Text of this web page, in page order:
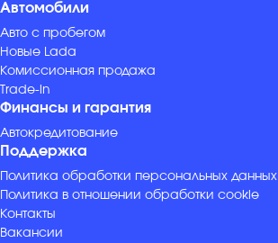
Автомобили
Авто с пробегом
Новые Lada
Комиссионная продажа
Trade-in
Финансы и гарантия
Автокредитование
Поддержка
Политика обработки персональных данных
Политика в отношении обработки cookie
Контакты
Вакансии